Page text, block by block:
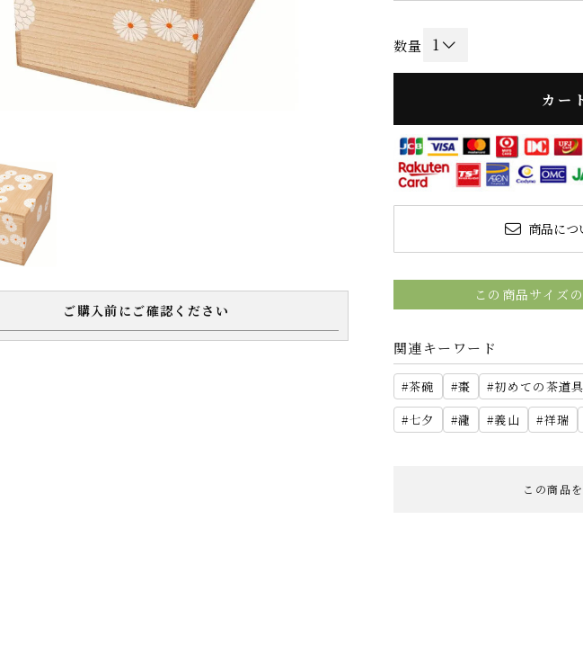
ご購入前にご確認ください
カー
商品につ
この商品サイズ
関連キーワード
茶碗 棗 初めての茶道具
七夕
瀧 義山 祥瑞
この商品